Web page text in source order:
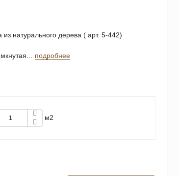
из натурального дерева ( арт. 5-442)
подробнее
м2